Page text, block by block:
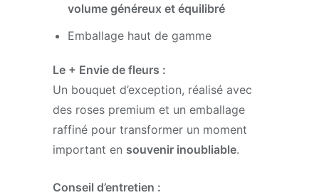
volume généreux et équilibré
Emballage haut de gamme
Le + Envie de fleurs :
Un bouquet d’exception, réalisé avec
des roses premium et un emballage
raffiné pour transformer un moment
important en souvenir inoubliable.
Conseil d’entretien :